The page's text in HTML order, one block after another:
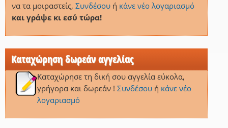
να τα μοιραστείς, Συνδέσουή κάνε νέο λογαριασμό
και γράψε κι εσύ τώρα!
Καταχώρηση δωρεάν αγγελίας
Καταχώρησε τη δική σου αγγελία εύκολα,
γρήγορα και δωρεάν ! Συνδέσουή κάνε νέο
λογαριασμό